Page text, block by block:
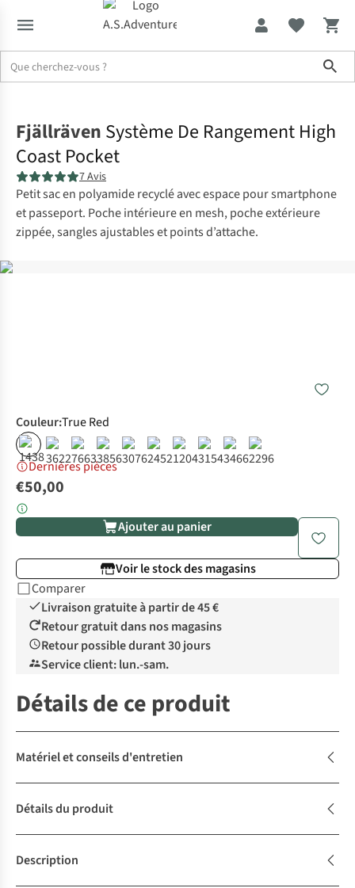
Fjällräven Système De Rangement High
Coast Pocket
7 Avis
Petit sac en polyamide recyclé avec espace pour smartphone
et passeport. Poche intérieure en mesh, poche extérieure
zippée, sangles ajustables et points d’attache.
Couleur:True Red
Dernières pièces
€50,00
Ajouter au panier
Voir le stock des magasins
Comparer
Livraison gratuite à partir de 45 €
Retour gratuit dans nos magasins
Retour possible durant 30 jours
Service client: lun.-sam.
Détails de ce produit
Matériel et conseils d'entretien
Détails du produit
Description